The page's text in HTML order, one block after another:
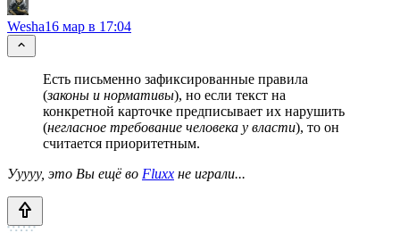
Wesha16 мар в 17:04
Есть письменно зафиксированные правила
(законы и нормативы), но если текст на
конкретной карточке предписывает их нарушить
(негласное требование человека у власти), то он
считается приоритетным.
Ууууу, это Вы ещё во Fluxx не играли...